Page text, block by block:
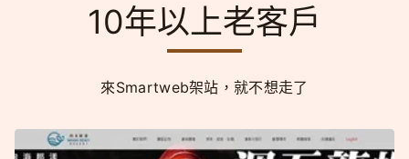
10年以上老客戶
來Smartweb架站，就不想走了